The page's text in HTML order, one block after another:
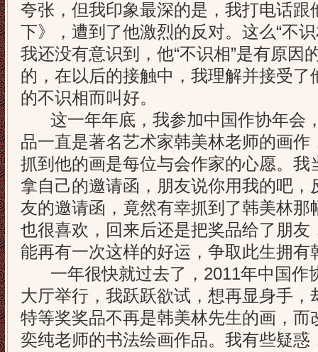
夸张，但我印象最深的是，我打电话跟
下》，遭到了他激烈的反对。这么“不
我还没有意识到，他“不识相”是有原因
的，在以后的接触中，我理解并接受了
的不识相而叫好。
这一年年底，我参加中国作协年会
品一直是著名艺术家韩美林老师的画
抓到他的画是每位与会作家的心愿。我
拿自己的邀请函，朋友说你用我的吧，
友的邀请函，竟然有幸抓到了韩美林那
也很喜欢，回来后还是把奖品给了朋友
能再有一次这样的好运，争取此生拥有
一年很快就过去了，2011年中国作
大厅举行，我跃跃欲试，想再显身手
特等奖奖品不再是韩美林先生的画，而
奕纯老师的书法绘画作品。我有些疑